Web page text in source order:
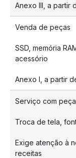
Anexo III, a partir
Venda de peças
SSD, memória
acessório
Anexo I, a partir
Serviço com
Troca de tela,
Exige atenção à
receitas